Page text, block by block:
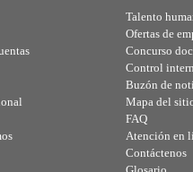
Talento
Ofertas de
Concurso
Control
Buzón de
Mapa del
FAQ
Atención en
Contáctenos